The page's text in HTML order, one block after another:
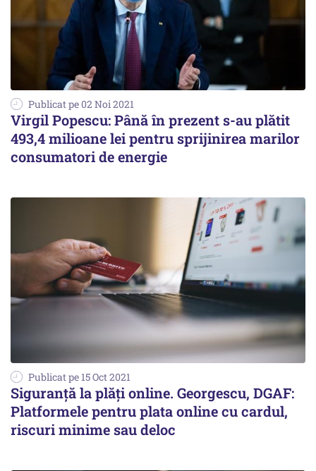
Publicat pe 02 Noi 2021
Virgil Popescu: Până în prezent s-au plătit
493,4 milioane lei pentru sprijinirea marilor
consumatori de energie
Publicat pe 15 Oct 2021
Siguranţă la plăţi online. Georgescu, DGAF:
Platformele pentru plata online cu cardul,
riscuri minime sau deloc